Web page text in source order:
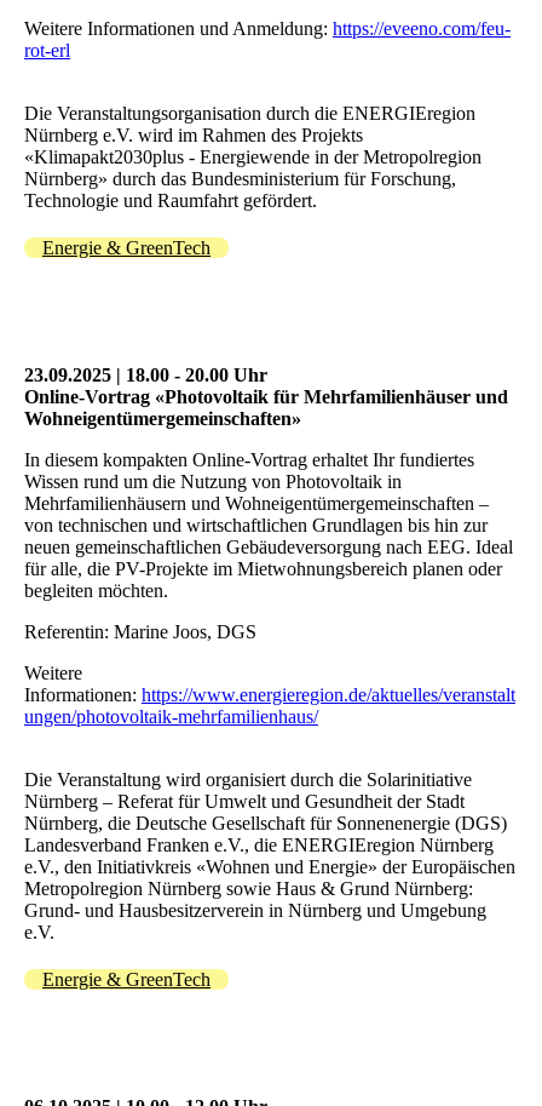
Weitere Informationen und Anmeldung: https://eveeno.com/feu-
rot-erl
Die Veranstaltungsorganisation durch die ENERGIEregion
Nürnberg e.V. wird im Rahmen des Projekts
«Klimapakt2030plus - Energiewende in der Metropolregion
Nürnberg» durch das Bundesministerium für Forschung,
Technologie und Raumfahrt gefördert.
Energie & GreenTech
23.09.2025 | 18.00 - 20.00 Uhr
Online-Vortrag «Photovoltaik für Mehrfamilienhäuser und
Wohneigentümergemeinschaften»
In diesem kompakten Online-Vortrag erhaltet Ihr fundiertes
Wissen rund um die Nutzung von Photovoltaik in
Mehrfamilienhäusern und Wohneigentümergemeinschaften –
von technischen und wirtschaftlichen Grundlagen bis hin zur
neuen gemeinschaftlichen Gebäudeversorgung nach EEG. Ideal
für alle, die PV-Projekte im Mietwohnungsbereich planen oder
begleiten möchten.
Referentin: Marine Joos, DGS
Weitere
Informationen: https://www.energieregion.de/aktuelles/veranstalt
ungen/photovoltaik-mehrfamilienhaus/
Die Veranstaltung wird organisiert durch die Solarinitiative
Nürnberg – Referat für Umwelt und Gesundheit der Stadt
Nürnberg, die Deutsche Gesellschaft für Sonnenenergie (DGS)
Landesverband Franken e.V., die ENERGIEregion Nürnberg
e.V., den Initiativkreis «Wohnen und Energie» der Europäischen
Metropolregion Nürnberg sowie Haus & Grund Nürnberg:
Grund- und Hausbesitzerverein in Nürnberg und Umgebung
e.V.
Energie & GreenTech